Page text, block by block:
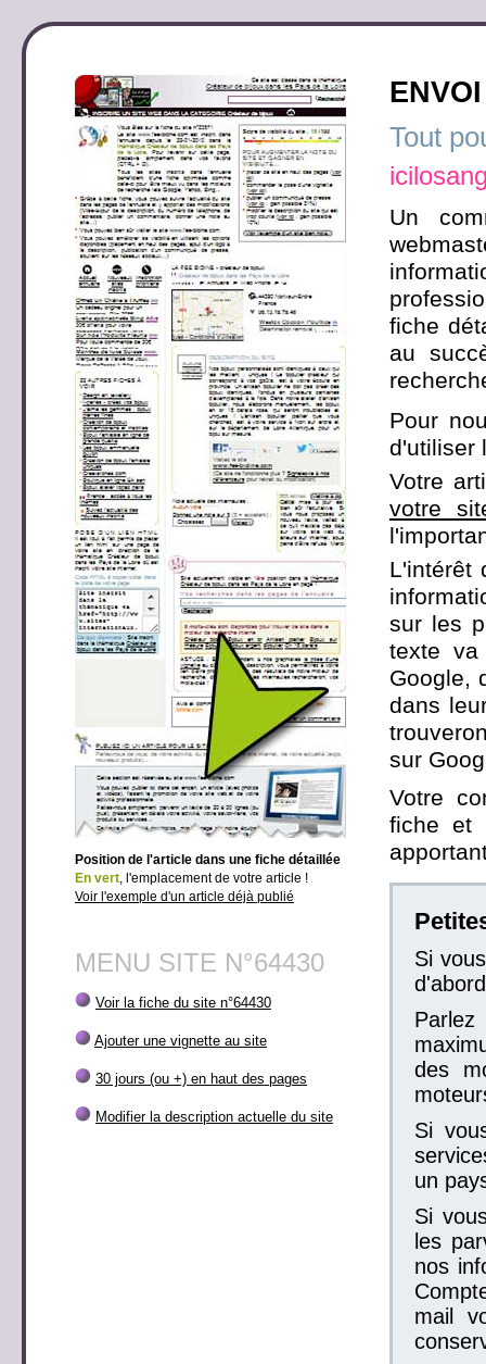
Position de l'article dans une fiche détaillée
En vert, l'emplacement de votre article !
Voir l'exemple d'un article déjà publié
MENU SITE N°64430
Voir la fiche du site n°64430
Ajouter une vignette au site
30 jours (ou +) en haut des pages
Modifier la description actuelle du site
Tout
Un
fiche
au
Pour
d'utiliser
Votre
votre
L'intérêt
sur les
texte va
Google,
dans
sur
Votre
fiche et
Si
des
Si
un
Si
les
nos
mail